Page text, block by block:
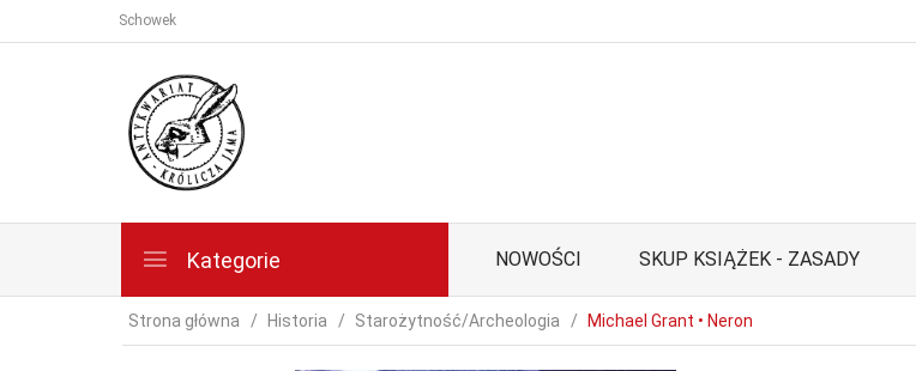
Schowek
Kategorie NOWOŚCI SKUP KSIĄŻEK - ZASADY
Strona główna Historia Starożytność/Archeologia Michael Grant • Neron